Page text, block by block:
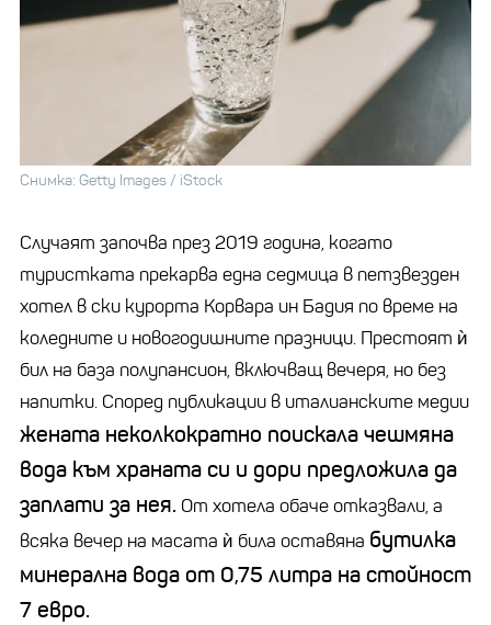
Снимка: Getty Images / iStock
Случаят започва през 2019 година, когато
туристката прекарва една седмица в петзвезден
хотел в ски курорта Корвара ин Бадия по време на
коледните и новогодишните празници. Престоят ѝ
бил на база полупансион, включващ вечеря, но без
напитки. Според публикации в италианските медии
жената неколкократно поискала чешмяна
вода към храната си и дори предложила да
заплати за нея. От хотела обаче отказвали, а
всяка вечер на масата ѝ била оставяна бутилка
минерална вода от 0,75 литра на стойност
7 евро.